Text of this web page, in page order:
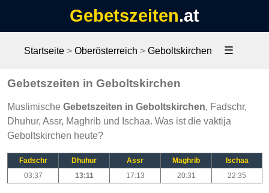
Gebetszeiten.at
Startseite> Oberösterreich > Geboltskirchen ☰
Gebetszeiten in Geboltskirchen
Muslimische Gebetszeiten in Geboltskirchen, Fadschr,
Dhuhur, Assr, Maghrib und Ischaa. Was ist die vaktija
Geboltskirchen heute?
Fadschr Dhuhur Assr Maghrib
Ischaa
03:37
13:11 17:13 20:31 22:35